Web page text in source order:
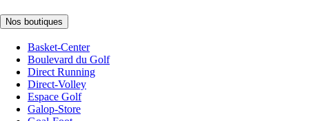
Nos boutiques
Basket-Center
Boulevard du Golf
Direct Running
Direct-Volley
Espace Golf
Galop-Store